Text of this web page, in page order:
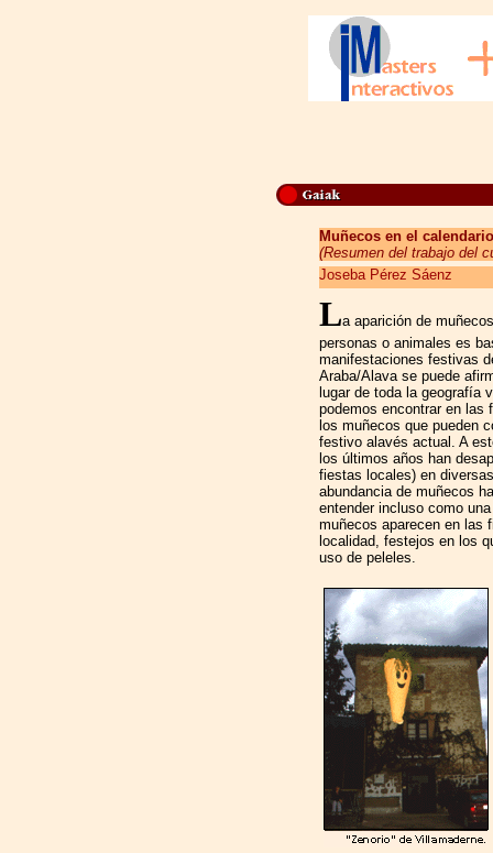
Muñecos en el
(Resumen del trabajo del
Joseba Pérez Sáenz
La aparición de
personas o animales es
manifestaciones festivas
Araba/Alava se puede
lugar de toda la geografía
podemos encontrar en las
los muñecos que pueden
festivo alavés actual. A
los últimos años han
fiestas locales) en
abundancia de muñecos
entender incluso como
muñecos aparecen en las
localidad, festejos en los
uso de peleles.